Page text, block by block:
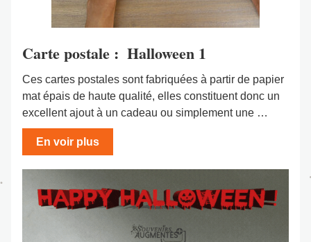
Carte postale :  Halloween 1
Ces cartes postales sont fabriquées à partir de papier
mat épais de haute qualité, elles constituent donc un
excellent ajout à un cadeau ou simplement une …
En voir plus